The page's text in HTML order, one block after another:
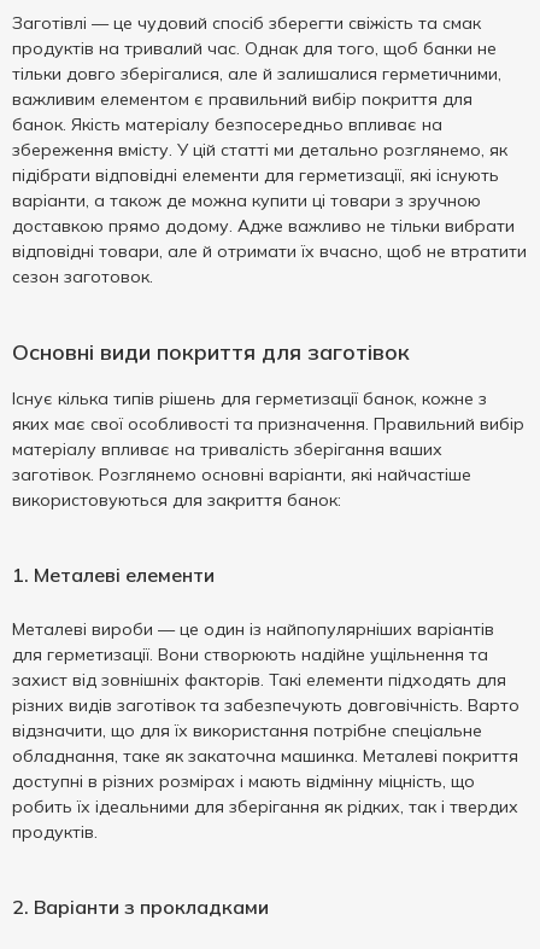
Заготівлі — це чудовий спосіб зберегти свіжість та смак
продуктів на тривалий час. Однак для того, щоб банки не
тільки довго зберігалися, але й залишалися герметичними,
важливим елементом є правильний вибір покриття для
банок. Якість матеріалу безпосередньо впливає на
збереження вмісту. У цій статті ми детально розглянемо, як
підібрати відповідні елементи для герметизації, які існують
варіанти, а також де можна купити ці товари з зручною
доставкою прямо додому. Адже важливо не тільки вибрати
відповідні товари, але й отримати їх вчасно, щоб не втратити
сезон заготовок.
Основні види покриття для заготівок
Існує кілька типів рішень для герметизації банок, кожне з
яких має свої особливості та призначення. Правильний вибір
матеріалу впливає на тривалість зберігання ваших
заготівок. Розглянемо основні варіанти, які найчастіше
використовуються для закриття банок:
1. Металеві елементи
Металеві вироби — це один із найпопулярніших варіантів
для герметизації. Вони створюють надійне ущільнення та
захист від зовнішніх факторів. Такі елементи підходять для
різних видів заготівок та забезпечують довговічність. Варто
відзначити, що для їх використання потрібне спеціальне
обладнання, таке як закаточна машинка. Металеві покриття
доступні в різних розмірах і мають відмінну міцність, що
робить їх ідеальними для зберігання як рідких, так і твердих
продуктів.
2. Варіанти з прокладками